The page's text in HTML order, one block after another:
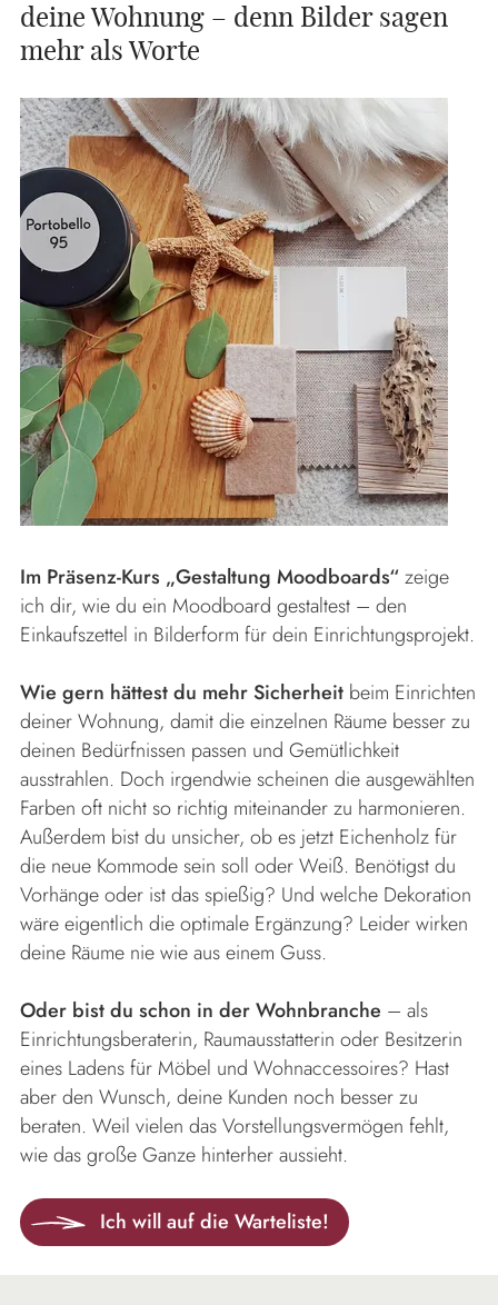
deine Wohnung – denn Bilder sagen
mehr als Worte
Im Präsenz-Kurs „Gestaltung Moodboards“zeige
ich dir, wie du ein Moodboard gestaltest – den
Einkaufszettel in Bilderform für dein Einrichtungsprojekt.
Wie gern hättest du mehr Sicherheit beim Einrichten
deiner Wohnung, damit die einzelnen Räume besser zu
deinen Bedürfnissen passen und Gemütlichkeit
ausstrahlen. Doch irgendwie scheinen die ausgewählten
Farben oft nicht so richtig miteinander zu harmonieren.
Außerdem bist du unsicher, ob es jetzt Eichenholz für
die neue Kommode sein soll oder Weiß. Benötigst du
Vorhänge oder ist das spießig? Und welche Dekoration
wäre eigentlich die optimale Ergänzung? Leider wirken
deine Räume nie wie aus einem Guss.
Oder bist du schon in der Wohnbranche – als
Einrichtungsberaterin, Raumausstatterin oder Besitzerin
eines Ladens für Möbel und Wohnaccessoires? Hast
aber den Wunsch, deine Kunden noch besser zu
beraten. Weil vielen das Vorstellungsvermögen fehlt,
wie das große Ganze hinterher aussieht.
Ich will auf die Warteliste!